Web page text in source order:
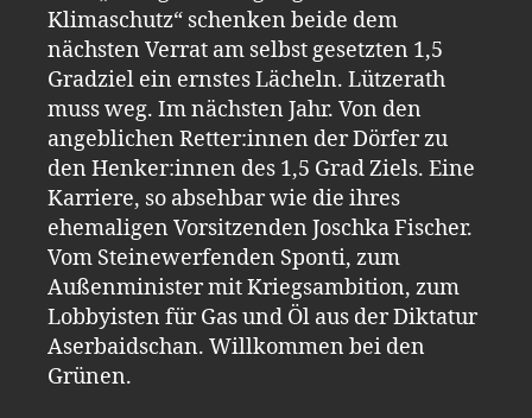
Klimaschutz“ schenken beide dem
nächsten Verrat am selbst gesetzten 1,5
Gradziel ein ernstes Lächeln. Lützerath
muss weg. Im nächsten Jahr. Von den
angeblichen Retter:innen der Dörfer zu
den Henker:innen des 1,5 Grad Ziels. Eine
Karriere, so absehbar wie die ihres
ehemaligen Vorsitzenden Joschka Fischer.
Vom Steinewerfenden Sponti, zum
Außenminister mit Kriegsambition, zum
Lobbyisten für Gas und Öl aus der Diktatur
Aserbaidschan. Willkommen bei den
Grünen.